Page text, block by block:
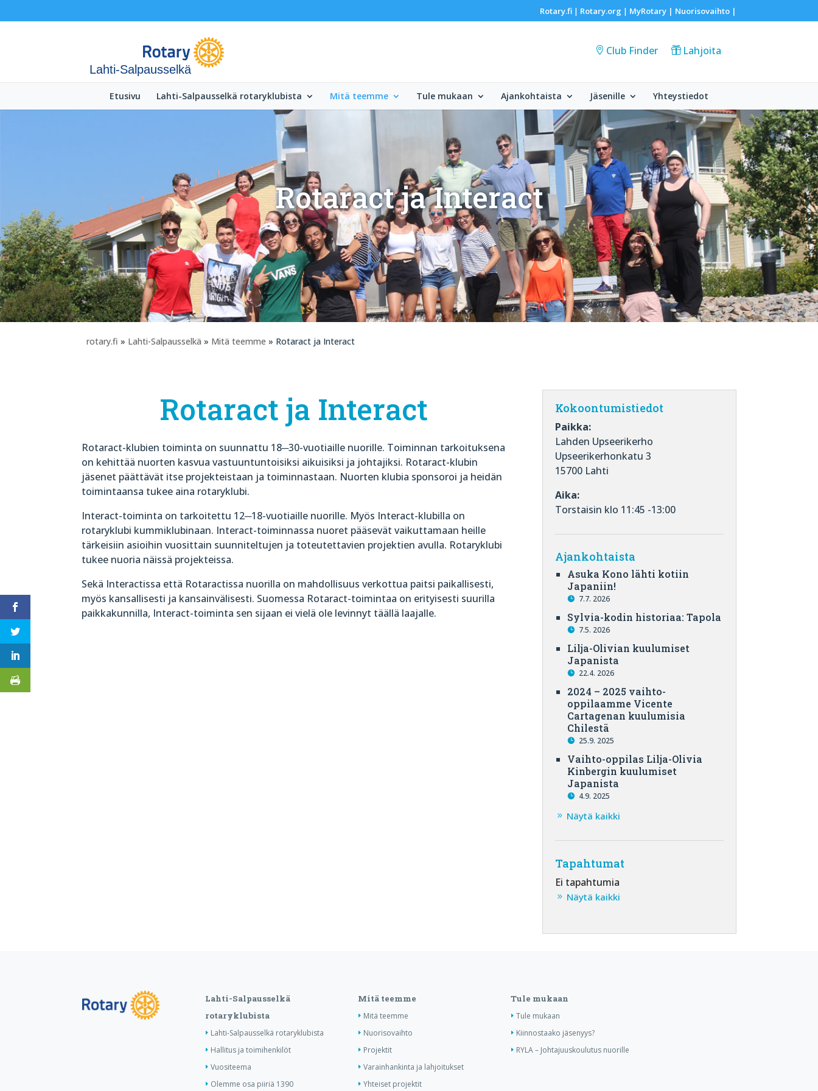
Rotary.fi| Rotary.org | MyRotary | Nuorisovaihto|
Lahti-Salpausselkä
Club Finder Lahjoita
Etusivu Lahti-Salpausselkä rotaryklubista Mitä teemme Tule mukaan Ajankohtaista Jäsenille Yhteystiedot
Rotaract ja Interact
rotary.fi » Lahti-Salpausselkä » Mitä teemme » Rotaract ja Interact
Rotaract ja Interact
Rotaract-klubien toiminta on suunnattu 18─30-vuotiaille nuorille. Toiminnan tarkoituksena
on kehittää nuorten kasvua vastuuntuntoisiksi aikuisiksi ja johtajiksi. Rotaract-klubin
jäsenet päättävät itse projekteistaan ja toiminnastaan. Nuorten klubia sponsoroi ja heidän
toimintaansa tukee aina rotaryklubi.
Interact-toiminta on tarkoitettu 12─18-vuotiaille nuorille. Myös Interact-klubilla on
rotaryklubi kummiklubinaan. Interact-toiminnassa nuoret pääsevät vaikuttamaan heille
tärkeisiin asioihin vuosittain suunniteltujen ja toteutettavien projektien avulla. Rotaryklubi
tukee nuoria näissä projekteissa.
Sekä Interactissa että Rotaractissa nuorilla on mahdollisuus verkottua paitsi paikallisesti,
myös kansallisesti ja kansainvälisesti. Suomessa Rotaract-toimintaa on erityisesti suurilla
paikkakunnilla, Interact-toiminta sen sijaan ei vielä ole levinnyt täällä laajalle.
Kokoontumistiedot
Paikka:
Lahden Upseerikerho
Upseerikerhonkatu 3
15700 Lahti
Aika:
Torstaisin klo 11:45 -13:00
Ajankohtaista
Asuka Kono lähti kotiin
Japaniin!
7.7. 2026
Sylvia-kodin historiaa: Tapola
7.5. 2026
Lilja-Olivian kuulumiset
Japanista
22.4. 2026
2024 – 2025 vaihto-
oppilaamme Vicente
Cartagenan kuulumisia
Chilestä
25.9. 2025
Vaihto-oppilas Lilja-Olivia
Kinbergin kuulumiset
Japanista
4.9. 2025
Näytä kaikki
Tapahtumat
Ei tapahtumia
Näytä kaikki
Lahti-Salpausselkä
rotaryklubista
Lahti-Salpausselkä rotaryklubista
Hallitus ja toimihenkilöt
Vuositeema
Olemme osa piiriä 1390
Mitä teemme
Mitä teemme
Nuorisovaihto
Projektit
Varainhankinta ja lahjoitukset
Yhteiset projektit
Tule mukaan
Tule mukaan
Kiinnostaako jäsenyys?
RYLA – Johtajuuskoulutus nuorille